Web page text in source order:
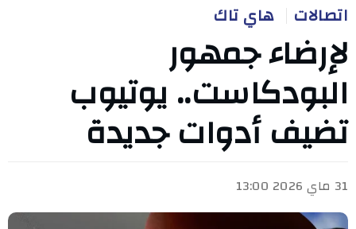
اتصالات هاي تاك
لإرضاء جمهور
البودكاست.. يوتيوب
تضيف أدوات جديدة
31 ماي 2026 13:00